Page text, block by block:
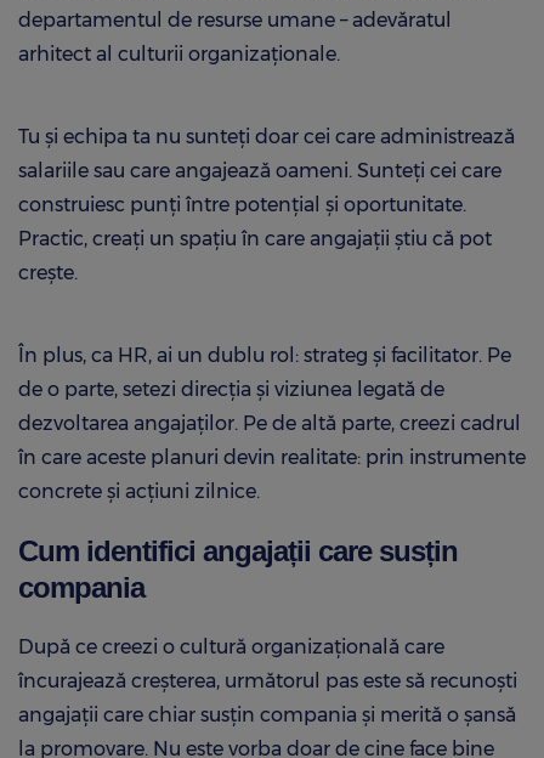
departamentul de resurse umane – adevăratul
arhitect al culturii organizaționale.
Tu și echipa ta nu sunteți doar cei care administrează
salariile sau care angajează oameni. Sunteți cei care
construiesc punți între potențial și oportunitate.
Practic, creați un spațiu în care angajații știu că pot
crește.
În plus, ca HR, ai un dublu rol: strateg și facilitator. Pe
de o parte, setezi direcția și viziunea legată de
dezvoltarea angajaților. Pe de altă parte, creezi cadrul
în care aceste planuri devin realitate: prin instrumente
concrete și acțiuni zilnice.
Cum identifici angajații care susțin
compania
După ce creezi o cultură organizațională care
încurajează creșterea, următorul pas este să recunoști
angajații care chiar susțin compania și merită o șansă
la promovare. Nu este vorba doar de cine face bine